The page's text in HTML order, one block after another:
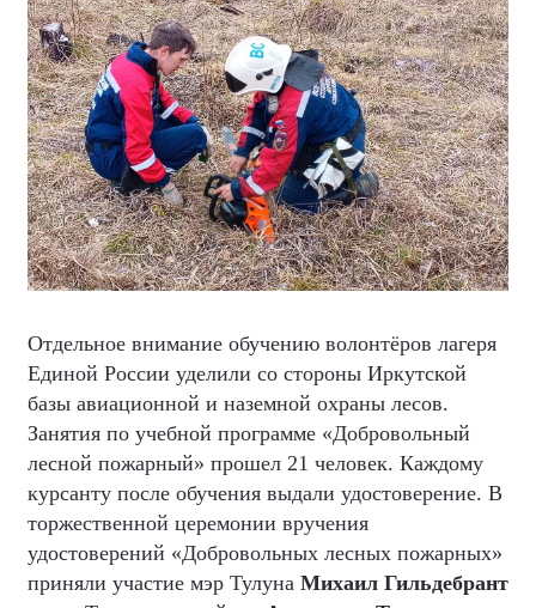
Отдельное внимание обучению волонтёров лагеря
Единой России уделили со стороны Иркутской
базы авиационной и наземной охраны лесов.
Занятия по учебной программе «Добровольный
лесной пожарный» прошел 21 человек. Каждому
курсанту после обучения выдали удостоверение. В
торжественной церемонии вручения
удостоверений «Добровольных лесных пожарных»
приняли участие мэр Тулуна Михаил Гильдебрант